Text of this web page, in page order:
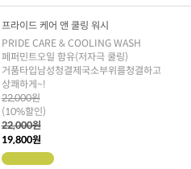
프라이드 케어 앤 쿨링 워시
PRIDE CARE & COOLING WASH
페퍼민트오일 함유(저자극 쿨링)
거품타입남성청결제국소부위를청결하고
상쾌하게~!
22,000원
(10%할인)
22,000원
19,800원